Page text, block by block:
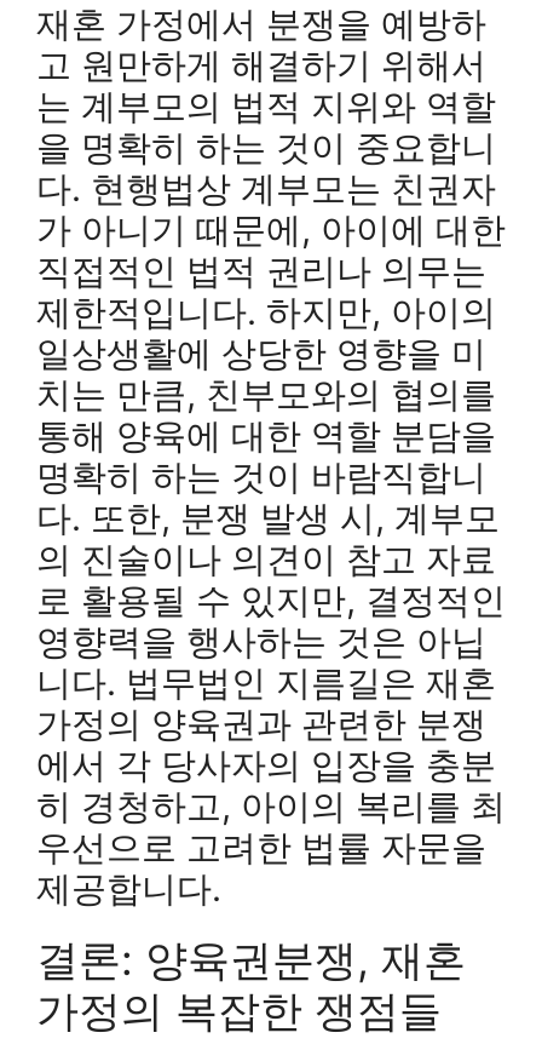
재혼 가정에서 분쟁을 예방하
고 원만하게 해결하기 위해서
는 계부모의 법적 지위와 역할
을 명확히 하는 것이 중요합니
다. 현행법상 계부모는 친권자
가 아니기 때문에, 아이에 대한
직접적인 법적 권리나 의무는
제한적입니다. 하지만, 아이의
일상생활에 상당한 영향을 미
치는 만큼, 친부모와의 협의를
통해 양육에 대한 역할 분담을
명확히 하는 것이 바람직합니
다. 또한, 분쟁 발생 시, 계부모
의 진술이나 의견이 참고 자료
로 활용될 수 있지만, 결정적인
영향력을 행사하는 것은 아닙
니다. 법무법인 지름길은 재혼
가정의 양육권과 관련한 분쟁
에서 각 당사자의 입장을 충분
히 경청하고, 아이의 복리를 최
우선으로 고려한 법률 자문을
제공합니다.
결론: 양육권분쟁, 재혼
가정의 복잡한 쟁점들